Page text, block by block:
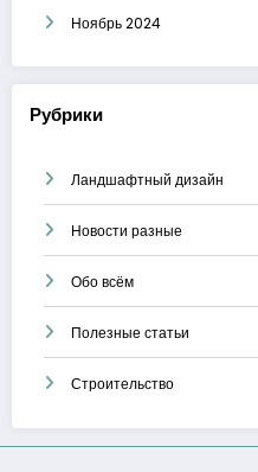
Ноябрь 2024
Рубрики
Ландшафтный дизайн
Новости разные
Обо всём
Полезные статьи
Строительство